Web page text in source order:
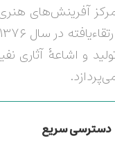
و اشاعۀ آثاری
دسترسی سریع